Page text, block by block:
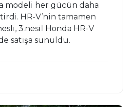
modeli her gücün daha
HR-V’nin tamamen
3.nesil Honda HR-V
satışa sunuldu.